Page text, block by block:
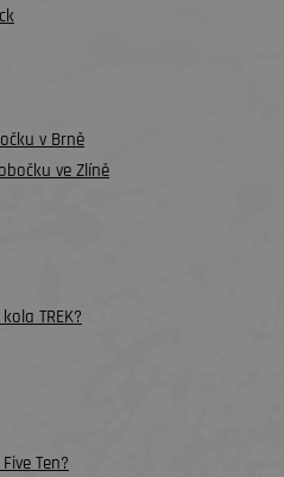
v Brně
ve Zlíně
TREK?
Ten?